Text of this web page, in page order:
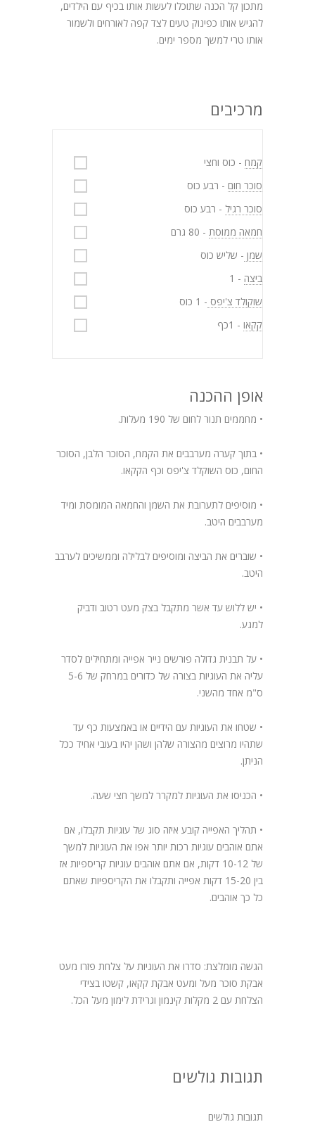
מתכון קל הכנה שתוכלו לעשות אותו בכיף עם הילדים,
להגיש אותו כפינוק טעים לצד קפה לאורחים ולשמור
אותו טרי למשך מספר ימים.
מרכיבים
קמח - כוס וחצי
סוכר חום - רבע כוס
סוכר רגיל - רבע כוס
חמאה ממוסת - 80 גרם
שמן - שליש כוס
ביצה - 1
שוקולד צ'יפס - 1 כוס
קקאו - 1כף
אופן ההכנה
• מחממים תנור לחום של 190 מעלות.
• בתוך קערה מערבבים את הקמח, הסוכר הלבן, הסוכר
החום, כוס השוקלד צ'יפס וכף הקקאו.
• מוסיפים לתערובת את השמן והחמאה המומסת ומיד
מערבבים היטב.
• שוברים את הביצה ומוסיפים לבלילה וממשיכים לערבב
היטב.
• יש ללוש עד אשר מתקבל בצק מעט רטוב ודביק
למגע.
• על תבנית גדולה פורשים נייר אפייה ומתחילים לסדר
עליה את העוגיות בצורה של כדורים במרחק של 5-6
ס"מ אחד מהשני.
• שטחו את העוגיות עם הידיים או באמצעות כף עד
שתהיו מרוצים מהצורה שלהן ושהן יהיו בעובי אחיד ככל
הניתן.
• הכניסו את העוגיות למקרר למשך חצי שעה.
• תהליך האפייה קובע איזה סוג של עוגיות תקבלו, אם
אתם אוהבים עוגיות רכות יותר אפו את העוגיות למשך
של 10-12 דקות, אם אתם אוהבים עוגיות קריספיות אז
בין 15-20 דקות אפייה ותקבלו את הקריספיות שאתם
כל כך אוהבים.
הגשה מומלצת: סדרו את העוגיות על צלחת פזרו מעט
אבקת סוכר מעל ומעט אבקת קקאו, קשטו בצידי
הצלחת עם 2 מקלות קינמון וגרידת לימון מעל הכל.
תגובות גולשים
תגובות גולשים